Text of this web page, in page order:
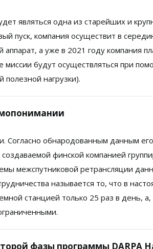
являться одна из старейших и
пуск, компания осуществит в
а уже в 2021 году компания
миссии будут осуществляться при
полезной нагрузки).
Согласно обнародованным данным
финской компанией
межспутниковой ретрансляции
называется то, что в
станцией только 25 раз в день,
фазы программы DARPA